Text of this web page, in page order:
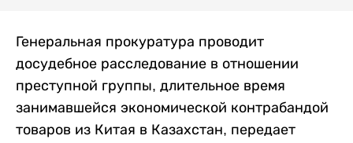
Генеральная прокуратура проводит
досудебное расследование в отношении
преступной группы, длительное время
занимавшейся экономической контрабандой
товаров из Китая в Казахстан, передает